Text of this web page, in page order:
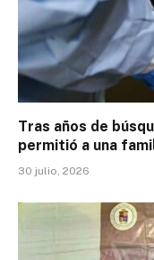
Tras años de
permitió a una
30 julio, 2026